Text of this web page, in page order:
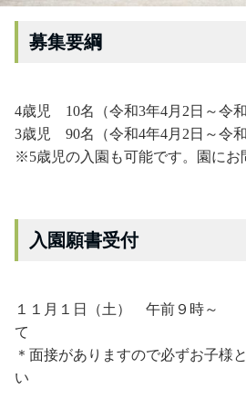
募集要綱
4歳児 10名（令和3年4月2日～令
3歳児 90名（令和4年4月2日～令
※5歳児の入園も可能です。園にお
入園願書受付
１１月１日（土） 午前９時～
て
＊面接がありますので必ずお子様
い